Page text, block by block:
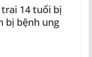
14 tuổi bị
bị bệnh ung